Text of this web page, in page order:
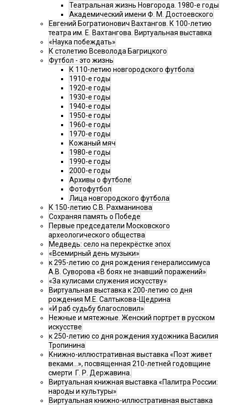
Театральная жизнь Новгорода. 1980-е годы
Академический имени Ф. М. Достоевского
Евгений Богратионович Вахтангов. К 100-летию
театра им. Е. Вахтангова. Виртуальная выставка
«Наука побеждать»
К столетию Всеволода Багрицкого
Футбол - это жизнь
К 110-летию новгородского футбола
1910-е годы
1920-е годы
1930-е годы
1940-е годы
1950-е годы
1960-е годы
1970-е годы
Кожаный мяч
1980-е годы
1990-е годы
2000-е годы
Архивы о футболе
Фотофутбол
Лица новгородского футбола
К 150-летию С.В. Рахманинова
Сохраняя память о Победе
Первые председатели Московского
археологического общества
Медведь: село на перекрёстке эпох
«Всемирный день музыки»
к 295-летию со дня рождения генералиссимуса
А.В. Суворова «В боях не знавший поражений»
«За кулисами служения искусству»
Виртуальная выставка к 200-летию со дня
рождения М.Е. Салтыкова-Щедрина
«И раб судьбу благословил»
Нежные и мятежные. Женский портрет в русском
искусстве
к 250-летию со дня рождения художника Василия
Тропинина
Книжно-иллюстративная выставка «Поэт живет
веками…», посвященная 210-летней годовщине
смерти Г. Р. Державина.
Виртуальная книжная выставка «Палитра России:
народы и культуры»
Виртуальная книжно-иллюстративная выставка